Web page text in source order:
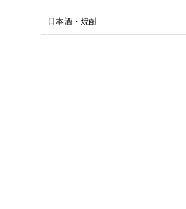
日本酒・焼酎